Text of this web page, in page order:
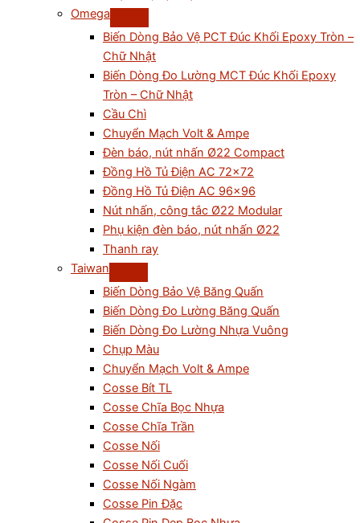
Omega
Biến Dòng Bảo Vệ PCT Đúc Khối Epoxy Tròn –
Chữ Nhật
Biến Dòng Đo Lường MCT Đúc Khối Epoxy
Tròn – Chữ Nhật
Cầu Chì
Chuyển Mạch Volt & Ampe
Đèn báo, nút nhấn Ø22 Compact
Đồng Hồ Tủ Điện AC 72×72
Đồng Hồ Tủ Điện AC 96×96
Nút nhấn, công tắc Ø22 Modular
Phụ kiện đèn báo, nút nhấn Ø22
Thanh ray
Taiwan
Biến Dòng Bảo Vệ Băng Quấn
Biến Dòng Đo Lường Băng Quấn
Biến Dòng Đo Lường Nhựa Vuông
Chụp Màu
Chuyển Mạch Volt & Ampe
Cosse Bít TL
Cosse Chĩa Bọc Nhựa
Cosse Chĩa Trần
Cosse Nối
Cosse Nối Cuối
Cosse Nối Ngàm
Cosse Pin Đặc